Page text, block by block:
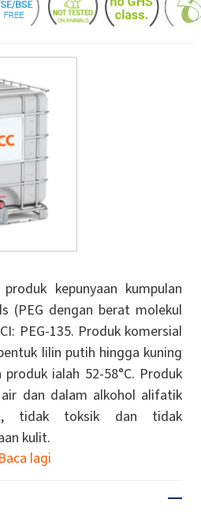
kepunyaan kumpulan
(PEG dengan berat molekul
PEG-135. Produk komersial
lilin putih hingga kuning
ialah 52-58°C. Produk
dan dalam alkohol alifatik
tidak toksik dan tidak
kulit.
Baca lagi